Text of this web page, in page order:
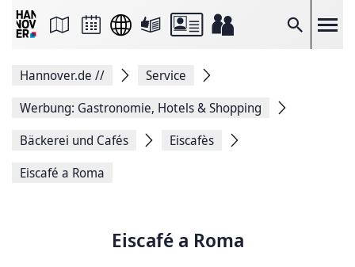
Suche
Seite
Facebook
teilen
Seitenlink
Seite
Hannover.de //
Service
Werbung: Gastronomie, Hotels & Shopping
Bäckerei und Cafés
Eiscafès
Eiscafé a Roma
Eiscafé a Roma